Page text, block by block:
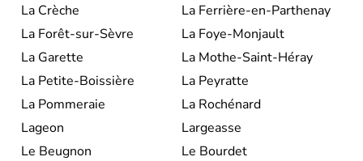
La Crèche
La Ferrière-en-Parthenay
La Forêt-sur-Sèvre
La Foye-Monjault
La Garette
La Mothe-Saint-Héray
La Petite-Boissière
La Peyratte
La Pommeraie
La Rochénard
Lageon
Largeasse
Le Beugnon
Le Bourdet